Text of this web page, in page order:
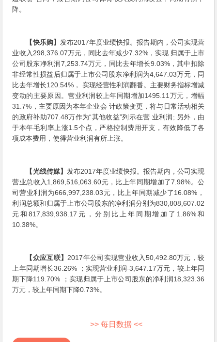
降。
【快乐购】 发布2017年度业绩快报。报告期内，公司实现营
业收入298,376.07万元，同比去年减少7.32%，实现 归属于上市
公司股东净利润7,253.74万元，同比去年增长9.03%，其中扣除
非经常性损益后归属于上市公司股东净利润为4,647.03万元，同
比去年增长120.54%， 实现经营性利润翻番。主要财务指标增减
变动的主要原因。营业利润较上年同期增加1495.11万元，增幅
31.7%，主要原因为本年企业会 计政策变更，将与日常活动相关
的政府补助707.48万作为“其他收益”列示在营 业利润; 另外，由
于本年毛利率上涨1.5个点，严格控制费用开支，有效降低了各
项成本费用，使得营业利润有所上涨。
【光线传媒】 发布2017年度业绩快报。报告期内，公司实现
营业总收入1,869,516,063.60元，比上年同期增加了7.98%。公
司营业利润为666,997,238.03元，比上年同期减少了16.08%，
利润总额和归属于上市公司股东的净利润分别为830,808,607.02
元和817,839,938.17元，分别比上年同期增加了1.86%和
10.38%。
【众应互联】 2017年公司实现营业收入50,492.80万元，较
上年同期增长36.26% ；实现营业利润-3,647.17万元，较上年同
期下降119.70% ；实现归属于上市公司股东的净利润18,323.36
万元，较上年同期下降0.73%。
>> 每日数据 <<